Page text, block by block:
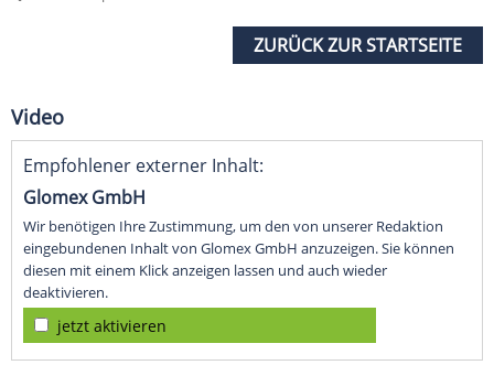
ZURÜCK ZUR STARTSEITE
Video
Empfohlener externer Inhalt:
Glomex GmbH
Wir benötigen Ihre Zustimmung, um den von unserer Redaktion
eingebundenen Inhalt von Glomex GmbH anzuzeigen. Sie können
diesen mit einem Klick anzeigen lassen und auch wieder
deaktivieren.
jetzt aktivieren